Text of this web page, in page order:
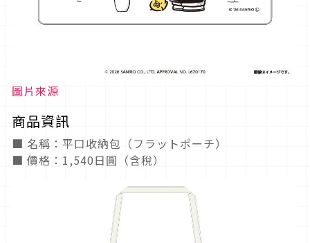
圖片來源
商品資訊
■ 名稱：平口收納包（フラットポーチ）
■ 價格：1,540日圓（含稅）